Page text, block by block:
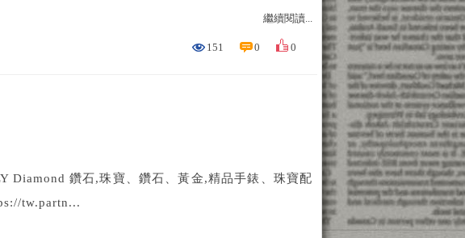
繼續閱讀...
151 0 0
Diamond 鑽石,珠寶、鑽石、黃金,精品手錶、珠寶配
tw.partn...